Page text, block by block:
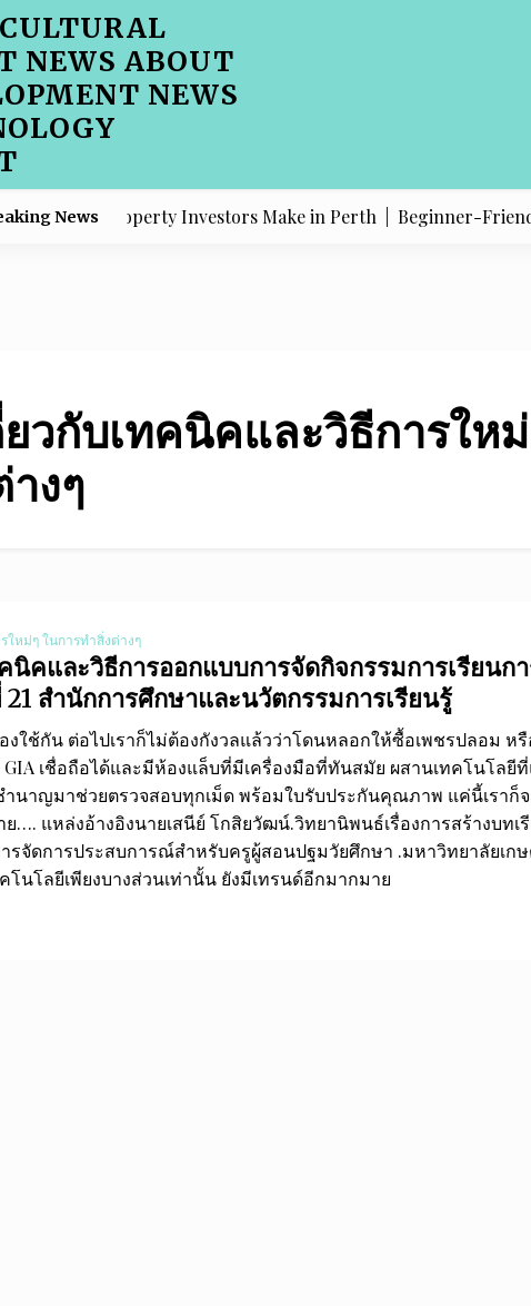
NEWS ABOUT
NEWS
NewsProperty Investors Make in Perth |Beginner-Friendly
ยวกับเทคนิคและวิธีการให
งๆ
ใหม่ๆ ในการทำสิ่งต่างๆ
นิคและวิธีการออกแบบการจัดกิจกรรมการเรียนก
สำนักการศึกษาและนวัตกรรมการเรียนรู้
งใช้กัน ต่อไปเราก็ไม่ต้องกังวลแล้วว่าโดนหลอกให้ซื้อเพชรปลอม ห
เชื่อถือได้และมีห้องแล็บที่มีเครื่องมือที่ทันสมัย ผสานเทคโนโลยี
าญมาช่วยตรวจสอบทุกเม็ด พร้อมใบรับประกันคุณภาพ แค่นี้เราก็จ
ย…. แหล่งอ้างอิงนายเสนีย์ โกสิยวัฒน์.วิทยานิพนธ์เรื่องการสร้างบทเ
รจัดการประสบการณ์สำหรับครูผู้สอนปฐมวัยศึกษา .มหาวิทยาลัยเกษ
โนโลยีเพียงบางส่วนเท่านั้น ยังมีเทรนด์อีกมากมาย